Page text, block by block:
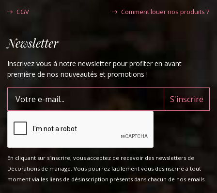
CGV
Comment louer nos produits ?
Newsletter
Inscrivez vous à notre newsletter pour profiter en avant
première de nos nouveautés et promotions !
En cliquant sur s'inscrire, vous acceptez de recevoir des newsletters de
Décorations de mariage. Vous pourrez facilement vous désinscrire à tout
moment via les liens de désinscription présents dans chacun de nos emails.